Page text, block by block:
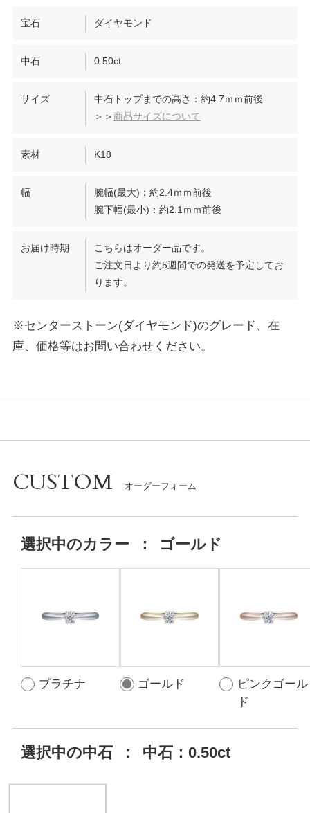
宝石 ダイヤモンド
中石 0.50ct
サイズ
中石トップまでの高さ：約4.7ｍｍ前後
＞＞商品サイズについて
素材 K18
幅
腕幅(最大)：約2.4ｍｍ前後
腕下幅(最小)：約2.1ｍｍ前後
お届け時期
こちらはオーダー品です。
ご注文日より約5週間での発送を予定してお
ります。
※センターストーン(ダイヤモンド)のグレード、在
庫、価格等はお問い合わせください。
CUSTOM
選択中のカラー ： ゴールド
プラチナ ゴールド
ピンクゴール
ド
選択中の中石 ： 中石：0.50ct